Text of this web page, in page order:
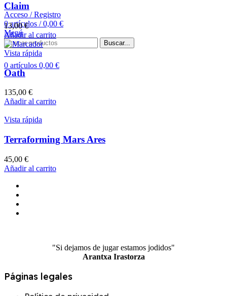
Acceso / Registro
0artículos / 0,00 €
Menú
Buscar...
0 artículos 0,00 €
Claim
13,00€
Añadir al carrito
Vista rápida
Oath
135,00 €
Añadir al carrito
Vista rápida
Terraforming Mars Ares
45,00 €
Añadir al carrito
"Si dejamos de jugar estamos jodidos"
Arantxa Irastorza
Páginas legales